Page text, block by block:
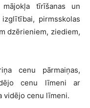
tīrīšanas un
pirmsskolas
dzērieniem, ziediem,
cenu pārmaiņas,
cenu līmeni ar
vidējo cenu līmeni.